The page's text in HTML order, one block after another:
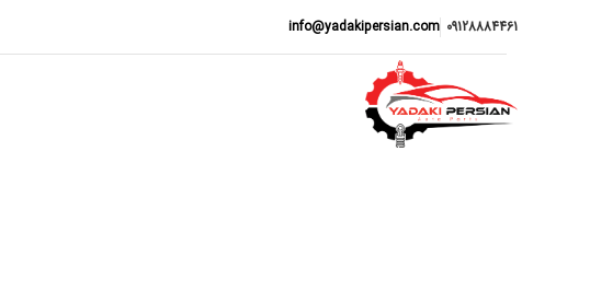
09128884461
info@yadakipersian.com